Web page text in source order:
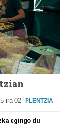
ira 02 PLENTZIA
egingo du